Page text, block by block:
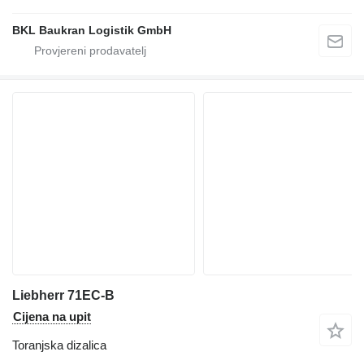
BKL Baukran Logistik GmbH
Liebherr 71EC-B
Cijena na upit
Toranjska dizalica